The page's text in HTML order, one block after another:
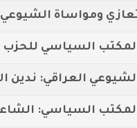
ومواساة الشيوعي
السياسي
العراقي: ندين
السياسي: